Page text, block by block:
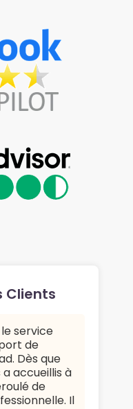
Clients
service
de
Dès que
accueillis à
de
Il